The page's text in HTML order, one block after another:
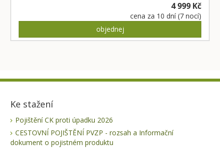
4 999 Kč
cena za 10 dní (7 nocí)
objednej
Ke stažení
Pojištění CK proti úpadku 2026
CESTOVNÍ POJIŠTĚNÍ PVZP - rozsah a Informační
dokument o pojistném produktu